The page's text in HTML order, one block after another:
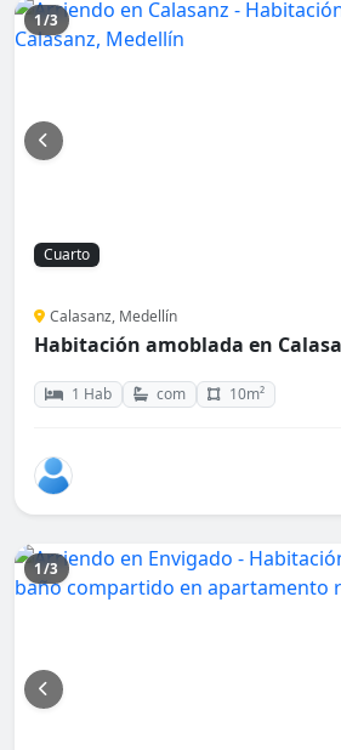
1/3
Cuarto
Calasanz, Medellín
Habitación amoblada en
1 Hab com 10m²
1/3